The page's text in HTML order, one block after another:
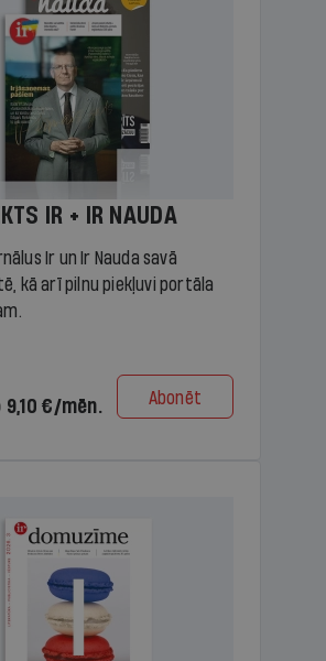
IR + IR NAUDA
Ir un Ir Nauda savā
kā arī pilnu piekļuvi portāla
€/mēn. Abonēt